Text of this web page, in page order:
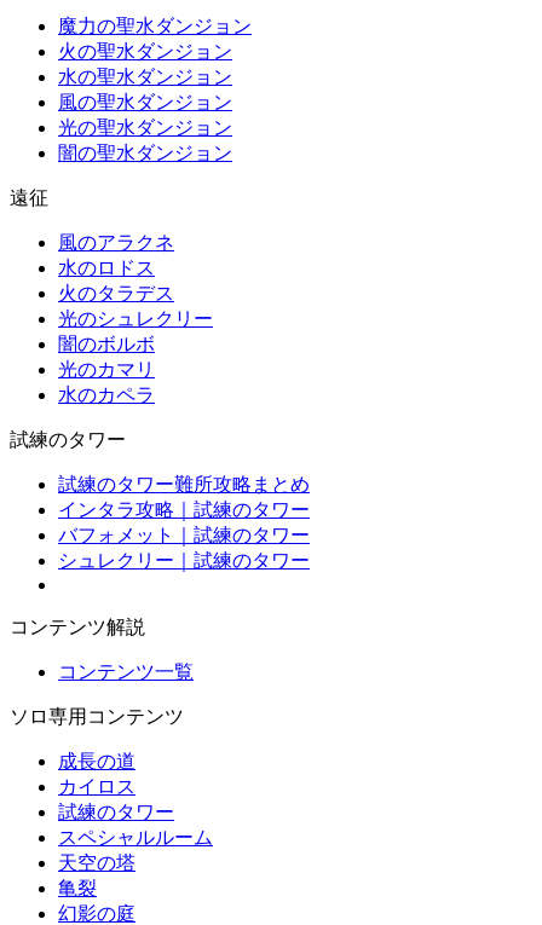
魔力の聖水ダンジョン
火の聖水ダンジョン
水の聖水ダンジョン
風の聖水ダンジョン
光の聖水ダンジョン
闇の聖水ダンジョン
遠征
風のアラクネ
水のロドス
火のタラデス
光のシュレクリー
闇のボルボ
光のカマリ
水のカペラ
試練のタワー
試練のタワー難所攻略まとめ
インタラ攻略｜試練のタワー
バフォメット｜試練のタワー
シュレクリー｜試練のタワー
コンテンツ解説
コンテンツ一覧
ソロ専用コンテンツ
成長の道
カイロス
試練のタワー
スペシャルルーム
天空の塔
亀裂
幻影の庭